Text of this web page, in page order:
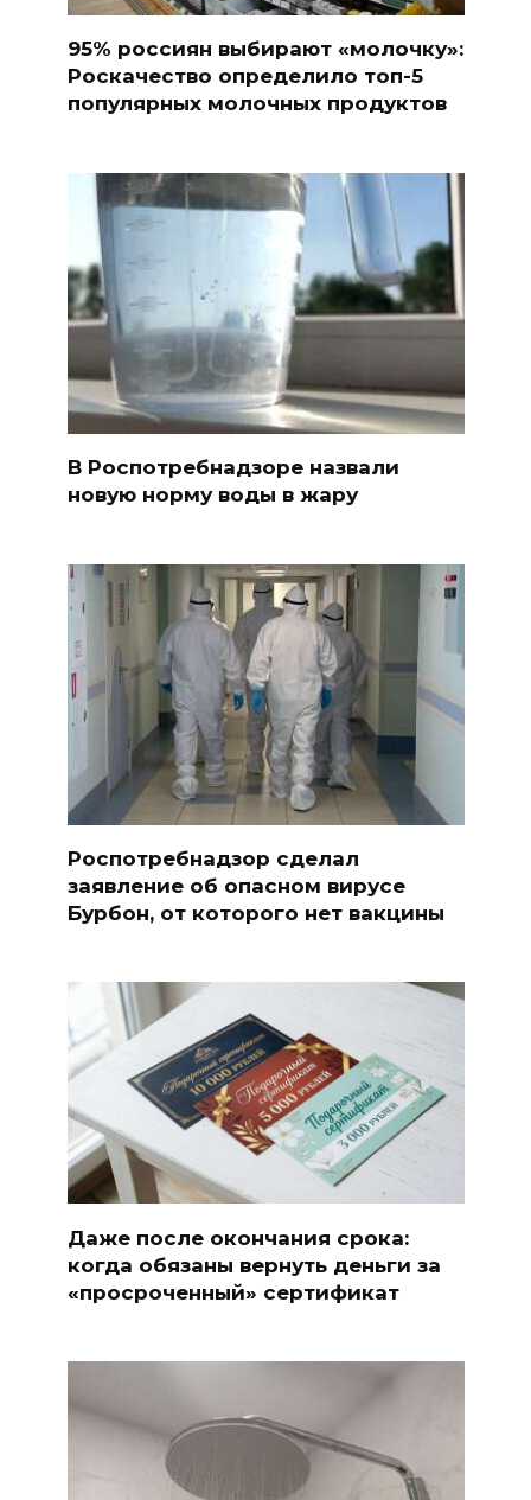
95% россиян выбирают «молочку»:
Роскачество определило топ-5
популярных молочных продуктов
В Роспотребнадзоре назвали
новую норму воды в жару
Роспотребнадзор сделал
заявление об опасном вирусе
Бурбон, от которого нет вакцины
Даже после окончания срока:
когда обязаны вернуть деньги за
«просроченный» сертификат